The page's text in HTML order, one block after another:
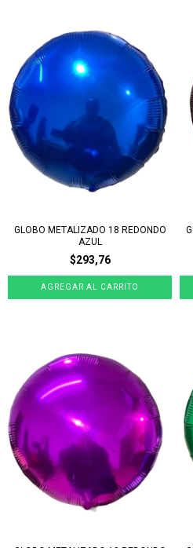
GLOBO METALIZADO 18 REDONDO
AZUL
$293,76